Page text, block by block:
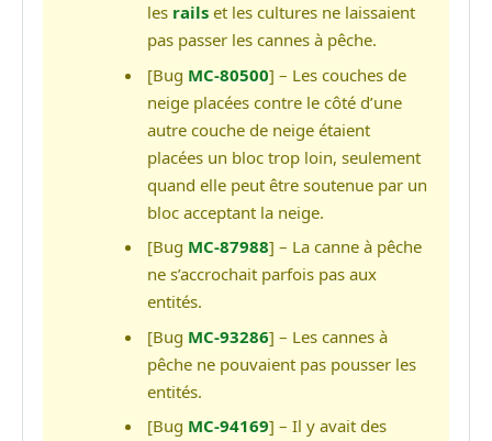
les rails et les cultures ne laissaient
pas passer les cannes à pêche.
[Bug MC-80500] – Les couches de
neige placées contre le côté d’une
autre couche de neige étaient
placées un bloc trop loin, seulement
quand elle peut être soutenue par un
bloc acceptant la neige.
[Bug MC-87988] – La canne à pêche
ne s’accrochait parfois pas aux
entités.
[Bug MC-93286] – Les cannes à
pêche ne pouvaient pas pousser les
entités.
[Bug MC-94169] – Il y avait des